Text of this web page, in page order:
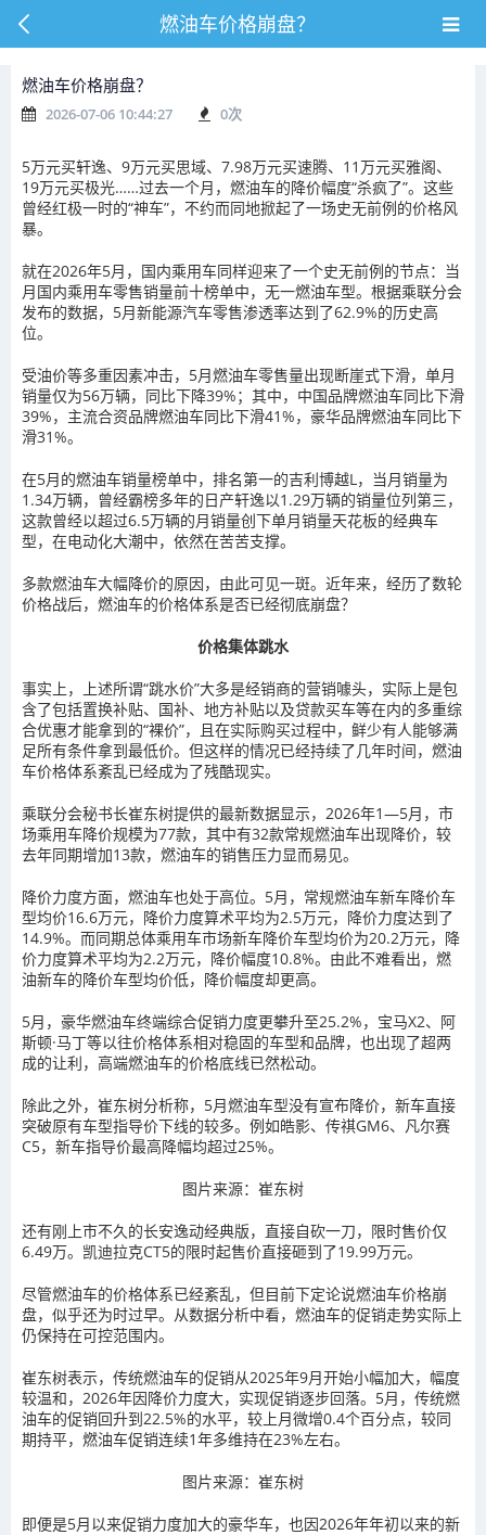
燃油车价格崩盘？
燃油车价格崩盘？
2026-07-06 10:44:27 0次
5万元买轩逸、9万元买思域、7.98万元买速腾、11万元买雅阁、
19万元买极光……过去一个月，燃油车的降价幅度“杀疯了”。这些
曾经红极一时的“神车”，不约而同地掀起了一场史无前例的价格风
暴。
就在2026年5月，国内乘用车同样迎来了一个史无前例的节点：当
月国内乘用车零售销量前十榜单中，无一燃油车型。根据乘联分会
发布的数据，5月新能源汽车零售渗透率达到了62.9%的历史高
位。
受油价等多重因素冲击，5月燃油车零售量出现断崖式下滑，单月
销量仅为56万辆，同比下降39%；其中，中国品牌燃油车同比下滑
39%，主流合资品牌燃油车同比下滑41%，豪华品牌燃油车同比下
滑31%。
在5月的燃油车销量榜单中，排名第一的吉利博越L，当月销量为
1.34万辆，曾经霸榜多年的日产轩逸以1.29万辆的销量位列第三，
这款曾经以超过6.5万辆的月销量创下单月销量天花板的经典车
型，在电动化大潮中，依然在苦苦支撑。
多款燃油车大幅降价的原因，由此可见一斑。近年来，经历了数轮
价格战后，燃油车的价格体系是否已经彻底崩盘？
价格集体跳水
事实上，上述所谓“跳水价”大多是经销商的营销噱头，实际上是包
含了包括置换补贴、国补、地方补贴以及贷款买车等在内的多重综
合优惠才能拿到的“裸价”，且在实际购买过程中，鲜少有人能够满
足所有条件拿到最低价。但这样的情况已经持续了几年时间，燃油
车价格体系紊乱已经成为了残酷现实。
乘联分会秘书长崔东树提供的最新数据显示，2026年1—5月，市
场乘用车降价规模为77款，其中有32款常规燃油车出现降价，较
去年同期增加13款，燃油车的销售压力显而易见。
降价力度方面，燃油车也处于高位。5月，常规燃油车新车降价车
型均价16.6万元，降价力度算术平均为2.5万元，降价力度达到了
14.9%。而同期总体乘用车市场新车降价车型均价为20.2万元，降
价力度算术平均为2.2万元，降价幅度10.8%。由此不难看出，燃
油新车的降价车型均价低，降价幅度却更高。
5月，豪华燃油车终端综合促销力度更攀升至25.2%，宝马X2、阿
斯顿·马丁等以往价格体系相对稳固的车型和品牌，也出现了超两
成的让利，高端燃油车的价格底线已然松动。
除此之外，崔东树分析称，5月燃油车型没有宣布降价，新车直接
突破原有车型指导价下线的较多。例如皓影、传祺GM6、凡尔赛
C5，新车指导价最高降幅均超过25%。
图片来源：崔东树
还有刚上市不久的长安逸动经典版，直接自砍一刀，限时售价仅
6.49万。凯迪拉克CT5的限时起售价直接砸到了19.99万元。
尽管燃油车的价格体系已经紊乱，但目前下定论说燃油车价格崩
盘，似乎还为时过早。从数据分析中看，燃油车的促销走势实际上
仍保持在可控范围内。
崔东树表示，传统燃油车的促销从2025年9月开始小幅加大，幅度
较温和，2026年因降价力度大，实现促销逐步回落。5月，传统燃
油车的促销回升到22.5%的水平，较上月微增0.4个百分点，较同
期持平，燃油车促销连续1年多维持在23%左右。
图片来源：崔东树
即便是5月以来促销力度加大的豪华车，也因2026年年初以来的新